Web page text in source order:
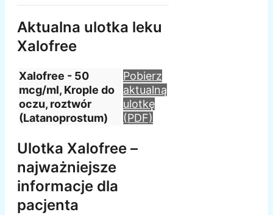
Aktualna ulotka leku
Xalofree
Xalofree - 50
mcg/ml, Krople do
oczu, roztwór
(Latanoprostum)
Pobierz
aktualną
ulotkę
(PDF)
Ulotka Xalofree –
najważniejsze
informacje dla
pacjenta